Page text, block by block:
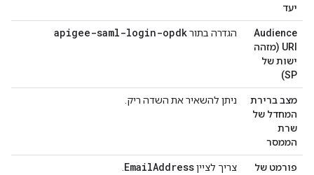
יעד
Audience
URI (מזהה
ישות של
SP)
הגדרה בתורapigee-saml-login-opdk
מצב ברירת
המחדל של
שרת
הממסר
ניתן להשאיר את השדה ריק.
פורמט של
צריך לציין EmailAddress